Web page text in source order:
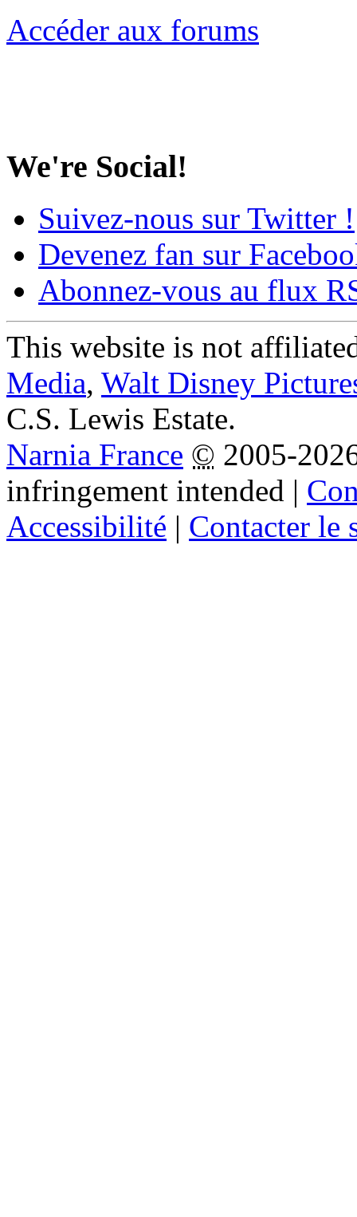
Accéder aux forums
We're Social!
Suivez-nous sur Twitter !
Devenez fan sur
Abonnez-vous au flux
This website is not
Media, Walt Disney
C.S. Lewis Estate.
Narnia France © 2005-
infringement intended |
Accessibilité | Contacter le